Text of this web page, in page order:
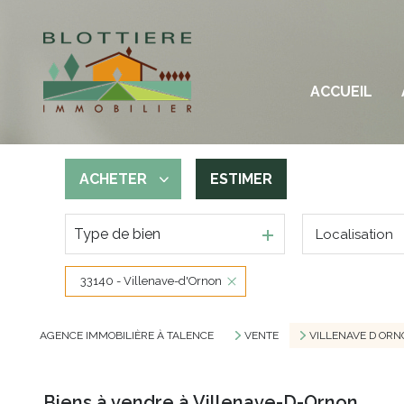
ACCUEIL
ACHETER
De l'ancien
ESTIMER
Type de bien Localisation
33140 - Villenave-d'Ornon
AGENCE IMMOBILIÈRE À TALENCE VENTE VILLENAVE D